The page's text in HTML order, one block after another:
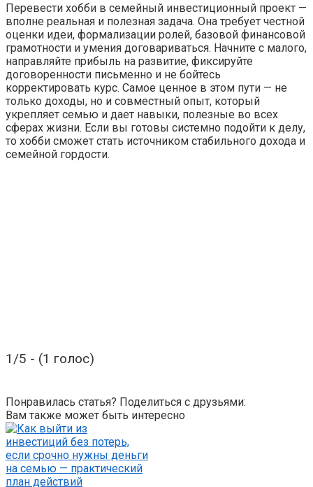
Перевести хобби в семейный инвестиционный проект —
вполне реальная и полезная задача. Она требует честной
оценки идеи, формализации ролей, базовой финансовой
грамотности и умения договариваться. Начните с малого,
направляйте прибыль на развитие, фиксируйте
договоренности письменно и не бойтесь
корректировать курс. Самое ценное в этом пути — не
только доходы, но и совместный опыт, который
укрепляет семью и дает навыки, полезные во всех
сферах жизни. Если вы готовы системно подойти к делу,
то хобби сможет стать источником стабильного дохода и
семейной гордости.
1/5 - (1 голос)
Понравилась статья? Поделиться с друзьями:
Вам также может быть интересно